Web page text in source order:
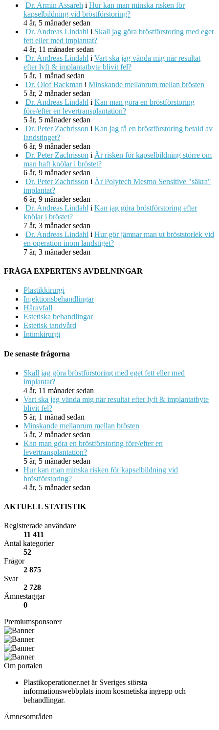
Dr. Armin Assareh i Hur kan man minska risken för
kapselbildning vid bröstförstoring?
4 år, 5 månader sedan
Dr. Andreas Lindahl i Skall jag göra bröstförstoring med eget
fett eller med implantat?
4 år, 11 månader sedan
Dr. Andreas Lindahl i Vart ska jag vända mig när resultat
efter lyft & implantatbyte blivit fel?
5 år, 1 månad sedan
Dr. Olof Backman i Minskande mellanrum mellan brösten
5 år, 2 månader sedan
Dr. Andreas Lindahl i Kan man göra en bröstförstoring
före/efter en levertransplantation?
5 år, 5 månader sedan
Dr. Peter Zachrisson i Kan jag få en bröstförstoring betald av
landstinget?
6 år, 9 månader sedan
Dr. Peter Zachrisson i Är risken för kapselbildning större om
man haft knölar i bröstet?
6 år, 9 månader sedan
Dr. Peter Zachrisson i Är Polytech Mesmo Sensitive "säkra"
implantat?
6 år, 9 månader sedan
Dr. Andreas Lindahl i Kan jag göra bröstförstoring efter
knölar i bröstet?
7 år, 3 månader sedan
Dr. Andreas Lindahl i Hur gör jämnar man ut bröststorlek vid
en operation inom landstiget?
7 år, 3 månader sedan
FRÅGA EXPERTENS AVDELNINGAR
Plastikkirurgi
Injektionsbehandlingar
Håravfall
Estetiska behandlingar
Estetisk tandvård
Intimkirurgi
De senaste frågorna
Skall jag göra bröstförstoring med eget fett eller med
implantat?
4 år, 11 månader sedan
Vart ska jag vända mig när resultat efter lyft & implantatbyte
blivit fel?
5 år, 1 månad sedan
Minskande mellanrum mellan brösten
5 år, 2 månader sedan
Kan man göra en bröstförstoring före/efter en
levertransplantation?
5 år, 5 månader sedan
Hur kan man minska risken för kapselbildning vid
bröstförstoring?
4 år, 5 månader sedan
AKTUELL STATISTIK
Registrerade användare
11 411
Antal kategorier
52
Frågor
2 875
Svar
2 728
Ämnestaggar
0
Premiumsponsorer
Om portalen
Plastikoperationer.net är Sveriges största
informationswebbplats inom kosmetiska ingrepp och
behandlingar.
Ämnesområden